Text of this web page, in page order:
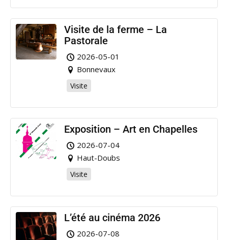
Visite de la ferme – La
Pastorale
2026-05-01
Bonnevaux
Visite
Exposition – Art en Chapelles
2026-07-04
Haut-Doubs
Visite
L’été au cinéma 2026
2026-07-08